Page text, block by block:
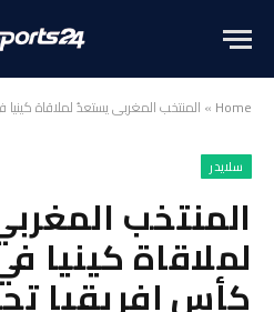
Home
» المنتخب المغربي يستعدُ لملاقاة كينيا في
سلايدر
المنتخب
لملاقاة كينيا
كأس إفريقيا تحت 20